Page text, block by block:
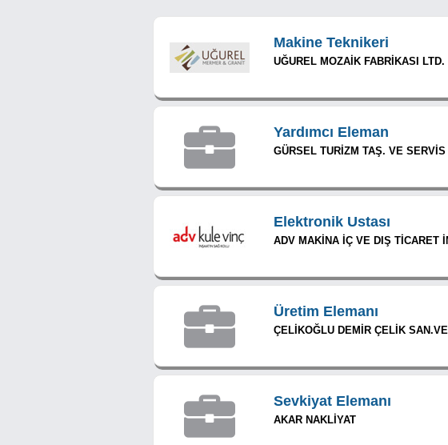
Makine Teknikeri
UĞUREL MOZAİK FABRİKASI LTD.
Yardımcı Eleman
GÜRSEL TURİZM TAŞ. VE
Elektronik Ustası
ADV MAKİNA İÇ VE DIŞ TİCARET
Üretim Elemanı
ÇELİKOĞLU DEMİR ÇELİK
Sevkiyat Elemanı
AKAR NAKLİYAT